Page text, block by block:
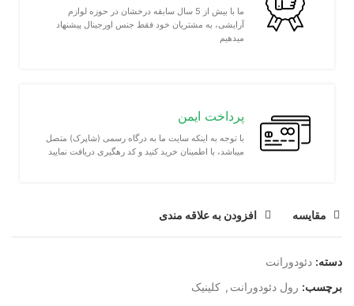
ما با بیش از 5 سال سابقه درخشان در حوزه لوازم
آرایشی، به مشتریان خود فقط جنس اورجینال پیشنهاد
میدهیم
پرداخت ایمن
با توجه به اینکه سایت ما به درگاه رسمی (شاپرک) متصل
میباشد، با اطمینان خرید کنید و کد رهگیری دریافت نمایید
مقايسه افزودن به علاقه مندی
دسته: دئودورانت
برچسب: رول دئودورانت , کلینیک